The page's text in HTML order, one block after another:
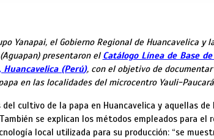
Yanapai, el Gobierno Regional de Huancavelica y
presentaron el Catálogo Línea de Base
(Perú), con el objetivo de documentar
en las localidades del microcentro Yauli-
cultivo de la papa en Huancavelica y aquellas
se explican los métodos empleados para el
local utilizada para su producción: “se